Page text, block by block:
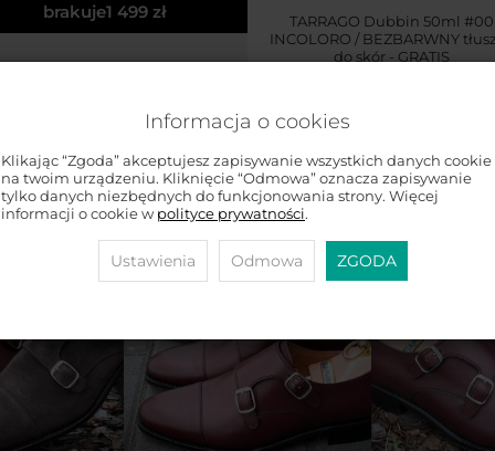
brakuje1 499 zł
TARRAGO Dubbin 50ml #00
INCOLORO / BEZBARWNY
do skór - GRATIS
Informacja o cookies
Klikając “Zgoda” akceptujesz zapisywanie wszystkich danych cookie
na twoim urządzeniu. Kliknięcie “Odmowa” oznacza zapisywanie
tylko danych niezbędnych do funkcjonowania strony. Więcej
informacji o cookie w polityce prywatności.
Ustawienia Odmowa ZGODA